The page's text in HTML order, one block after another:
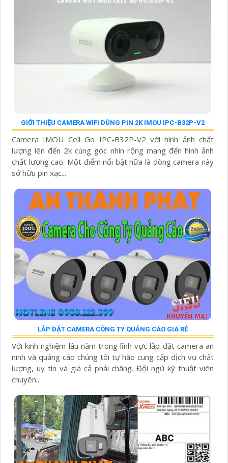
GIỚI THIỆU CAMERA WIFI DÙNG PIN 2K IMOU IPC-B32P-V2
Camera IMOU Cell Go IPC-B32P-V2 với hình ảnh chất
lượng lên đến 2k cùng góc nhìn rộng mang đến hình ảnh
chất lượng cao. Một điểm nổi bật nữa là dòng camera này
sở hữu pin xạc...
LẮP ĐẶT CAMERA CÔNG TY QUẢNG CÁO GIÁ RẺ
Với kinh nghiệm lâu năm trong lĩnh vực lắp đặt camera an
ninh và quảng cáo chúng tôi tự hào cung cấp dịch vụ chất
lượng, uy tín và giá cả phải chăng. Đội ngũ kỹ thuật viên
chuyên...